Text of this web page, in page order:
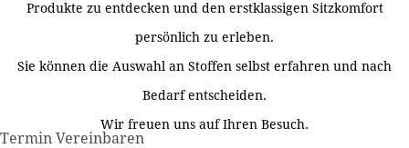
Produkte zu entdecken und den erstklassigen Sitzkomfort
persönlich zu erleben.
Sie können die Auswahl an Stoffen selbst erfahren und nach
Bedarf entscheiden.
Wir freuen uns auf Ihren Besuch.
Termin Vereinbaren